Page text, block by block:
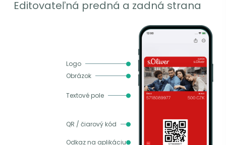
Editovateľná predná a zadná strana
Logo
Obrázok
Textové pole
QR / čiarový kód
Odkaz na aplikáciu